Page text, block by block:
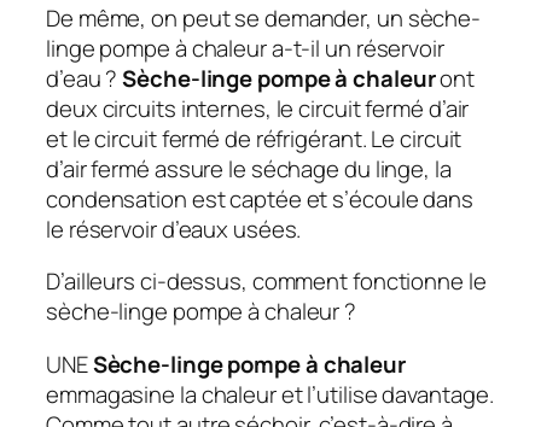
De même, on peut se demander, un sèche-
linge pompe à chaleur a-t-il un réservoir
d’eau ?Sèche-linge pompe à chaleuront
deux circuits internes, le circuit fermé d’air
et le circuit fermé de réfrigérant. Le circuit
d’air fermé assure le séchage du linge, la
condensation est captée et s’écoule dans
le réservoir d’eaux usées.
D’ailleurs ci-dessus, comment fonctionne le
sèche-linge pompe à chaleur ?
UNESèche-linge pompe à chaleur
emmagasine la chaleur et l’utilise davantage.